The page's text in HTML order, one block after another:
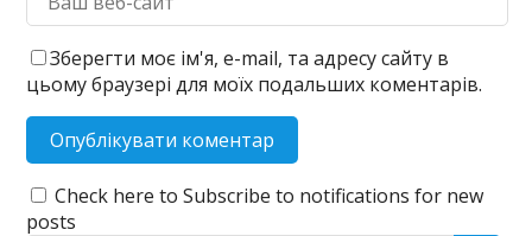
Зберегти моє ім'я, e-mail, та адресу сайту в
цьому браузері для моїх подальших коментарів.
Check here to Subscribe to notifications for new
posts